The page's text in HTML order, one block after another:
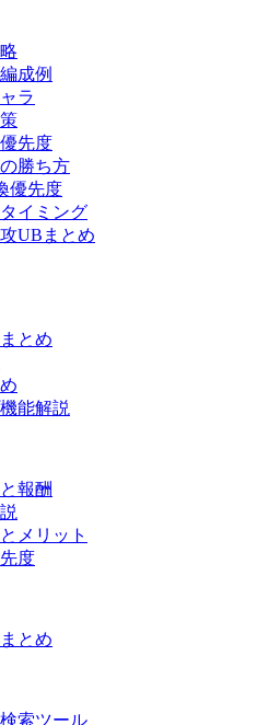
成例
ラ
先度
勝ち方
優先度
イミング
UBまとめ
とめ
能解説
報酬
メリット
度
とめ
索ツール